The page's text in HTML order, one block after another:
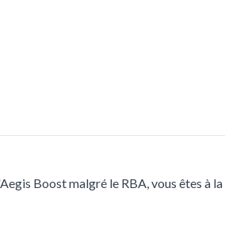
Boost malgré le RBA, vous êtes à